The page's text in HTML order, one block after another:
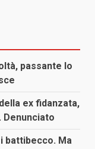
passante lo
ex fidanzata,
battibecco. Ma